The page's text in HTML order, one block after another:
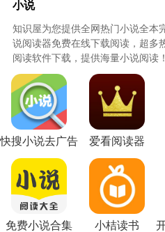
小说
知识屋为您提供全网热门小说全本
说阅读器免费在线下载阅读，超多
阅读软件下载，提供海量小说阅读！
快搜小说去广告 爱看阅读器
免费小说合集 小桔读书